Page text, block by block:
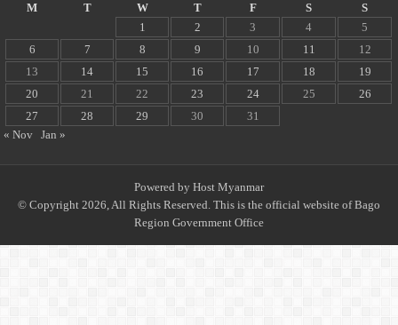
M
T W T F S
S
1
2 3 4
5
6
7 8 9 10 11
12
13
14 15 16 17 18
19
20
21 22 23 24 25
26
27
28 29 30
31
« Nov
Jan »
Powered by Host Myanmar
© Copyright 2026, All Rights Reserved. This is the official website of Bago
Region Government Office